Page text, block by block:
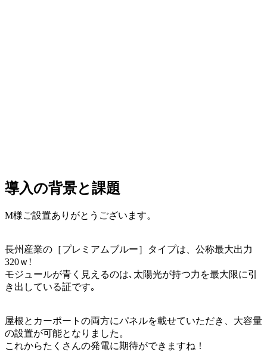
導入の背景と課題
M様ご設置ありがとうございます。
長州産業の［プレミアムブルー］タイプは、公称最大出力
320ｗ!
モジュールが青く見えるのは､太陽光が持つ力を最大限に引
き出している証です｡
屋根とカーポートの両方にパネルを載せていただき、大容量
の設置が可能となりました。
これからたくさんの発電に期待ができますね！